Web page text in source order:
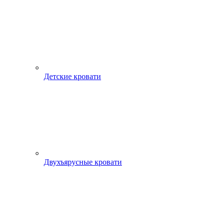
Детские кровати
Двухъярусные кровати